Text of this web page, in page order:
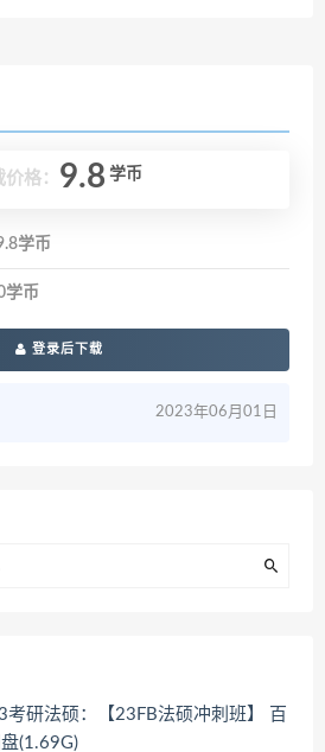
价格： 9.8 学币
学币
学币
登录后下载
2023年06月01日
考研法硕：【23FB法硕冲刺班】 百
(1.69G)